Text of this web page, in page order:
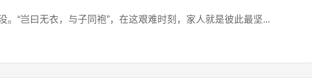
“岂曰无衣，与子同袍”，在这艰难时刻，家人就是彼此最坚...